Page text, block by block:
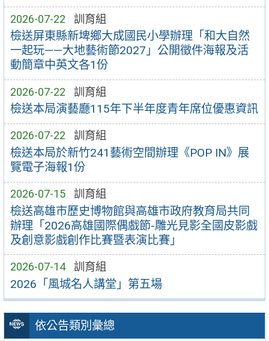
2026-07-22 訓育組
檢送屏東縣新埤鄉大成國民小學辦理「和大自然
一起玩——大地藝術節2027」公開徵件海報及活
動簡章中英文各1份
2026-07-22 訓育組
檢送本局演藝廳115年下半年度青年席位優惠資訊
2026-07-22 訓育組
檢送本局於新竹241藝術空間辦理《POP IN》展
覽電子海報1份
2026-07-15 訓育組
檢送高雄市歷史博物館與高雄市政府教育局共同
辦理「2026高雄國際偶戲節-雕光見影全國皮影戲
及創意影戲創作比賽暨表演比賽」
2026-07-14 訓育組
2026「風城名人講堂」第五場
依公告類別彙總